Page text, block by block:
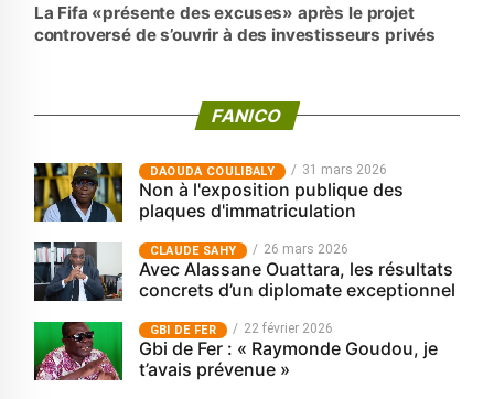
La Fifa «présente des excuses» après le projet
controversé de s’ouvrir à des investisseurs privés
FANICO
‎DAOUDA COULIBALY 31 mars 2026
Non à l'exposition publique des
plaques d'immatriculation
CLAUDE SAHY 26 mars 2026
Avec Alassane Ouattara, les résultats
concrets d’un diplomate exceptionnel
GBI DE FER 22 février 2026
Gbi de Fer : « Raymonde Goudou, je
t’avais prévenue »